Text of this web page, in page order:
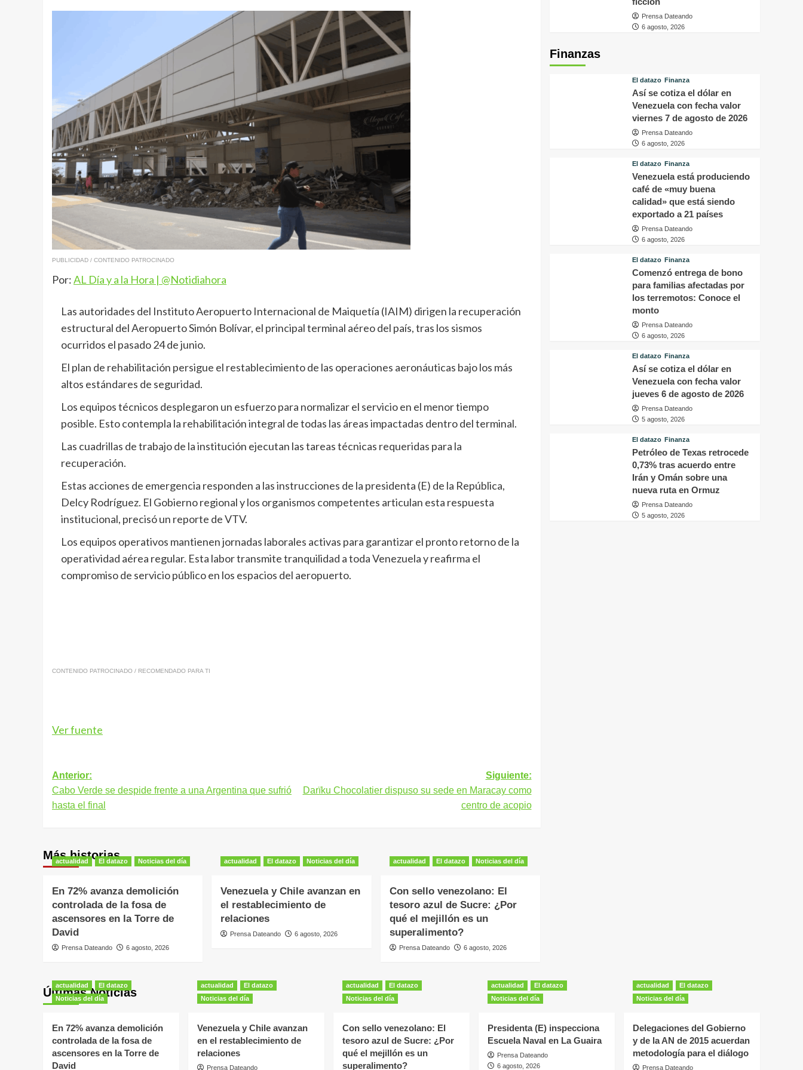
PUBLICIDAD / CONTENIDO PATROCINADO
Por:AL Día y a la Hora | @Notidiahora
Las autoridades del Instituto Aeropuerto Internacional de Maiquetía (IAIM) dirigen la recuperación
estructural del Aeropuerto Simón Bolívar, el principal terminal aéreo del país, tras los sismos
ocurridos el pasado 24 de junio.
El plan de rehabilitación persigue el restablecimiento de las operaciones aeronáuticas bajo los más
altos estándares de seguridad.
Los equipos técnicos desplegaron un esfuerzo para normalizar el servicio en el menor tiempo
posible. Esto contempla la rehabilitación integral de todas las áreas impactadas dentro del terminal.
Las cuadrillas de trabajo de la institución ejecutan las tareas técnicas requeridas para la
recuperación.
Estas acciones de emergencia responden a las instrucciones de la presidenta (E) de la República,
Delcy Rodríguez. El Gobierno regional y los organismos competentes articulan esta respuesta
institucional, precisó un reporte de VTV.
Los equipos operativos mantienen jornadas laborales activas para garantizar el pronto retorno de la
operatividad aérea regular. Esta labor transmite tranquilidad a toda Venezuela y reafirma el
compromiso de servicio público en los espacios del aeropuerto.
CONTENIDO PATROCINADO / RECOMENDADO PARA TI
Ver fuente
Navegación
de
entradas
Anterior:
Cabo Verde se despide frente a una Argentina que sufrió
hasta el final
Siguiente:
Darïku Chocolatier dispuso su sede en Maracay como
centro de acopio
Más historias
actualidad El datazo Noticias del día
En 72% avanza demolición
controlada de la fosa de
ascensores en la Torre de
David
Prensa Dateando 6 agosto, 2026
actualidad El datazo Noticias del día
Venezuela y Chile avanzan en
el restablecimiento de
relaciones
Prensa Dateando 6 agosto, 2026
actualidad El datazo Noticias del día
Con sello venezolano: El
tesoro azul de Sucre: ¿Por
qué el mejillón es un
superalimento?
Prensa Dateando 6 agosto, 2026
Prensa Dateando
6 agosto, 2026
Finanzas
El datazo Finanza
Así se cotiza el dólar en
Venezuela con fecha valor
viernes 7 de agosto de 2026
Prensa Dateando
6 agosto, 2026
El datazo Finanza
Venezuela está produciendo
café de «muy buena
calidad» que está siendo
exportado a 21 países
Prensa Dateando
6 agosto, 2026
El datazo Finanza
Comenzó entrega de bono
para familias afectadas por
los terremotos: Conoce el
monto
Prensa Dateando
6 agosto, 2026
El datazo Finanza
Así se cotiza el dólar en
Venezuela con fecha valor
jueves 6 de agosto de 2026
Prensa Dateando
5 agosto, 2026
El datazo Finanza
Petróleo de Texas retrocede
0,73% tras acuerdo entre
Irán y Omán sobre una
nueva ruta en Ormuz
Prensa Dateando
5 agosto, 2026
Últimas Noticias
actualidad
El datazo
Noticias del día
En 72% avanza demolición
controlada de la fosa de
ascensores en la Torre de
David
actualidad
El datazo
Noticias del día
Venezuela y Chile avanzan
en el restablecimiento de
relaciones
Prensa Dateando
actualidad
El datazo
Noticias del día
Con sello venezolano: El
tesoro azul de Sucre: ¿Por
qué el mejillón es un
superalimento?
actualidad
El datazo
Noticias del día
Presidenta (E) inspecciona
Escuela Naval en La Guaira
Prensa Dateando
6 agosto, 2026
actualidad
El datazo
Noticias del día
Delegaciones del Gobierno
y de la AN de 2015 acuerdan
metodología para el diálogo
Prensa Dateando